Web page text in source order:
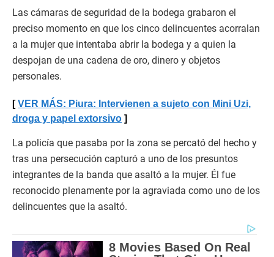
Las cámaras de seguridad de la bodega grabaron el
preciso momento en que los cinco delincuentes acorralan
a la mujer que intentaba abrir la bodega y a quien la
despojan de una cadena de oro, dinero y objetos
personales.
VER MÁS: Piura: Intervienen a sujeto con Mini Uzi,
droga y papel extorsivo
La policía que pasaba por la zona se percató del hecho y
tras una persecución capturó a uno de los presuntos
integrantes de la banda que asaltó a la mujer. Él fue
reconocido plenamente por la agraviada como uno de los
delincuentes que la asaltó.